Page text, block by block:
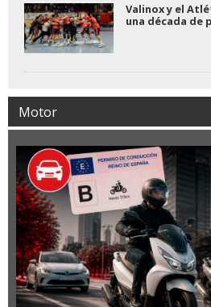
Valinox y el
una década de
Motor